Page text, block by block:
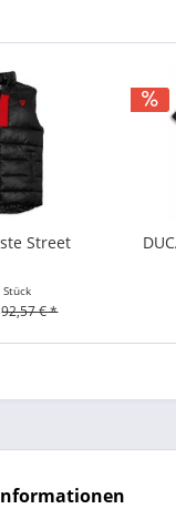
Street
Stück
92,57 € *